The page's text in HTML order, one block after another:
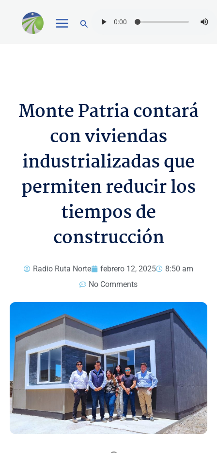
Buscar
Monte Patria contará
con viviendas
industrializadas que
permiten reducir los
tiempos de
construcción
Radio Ruta Norte febrero 12, 2025
8:50 am
No Comments